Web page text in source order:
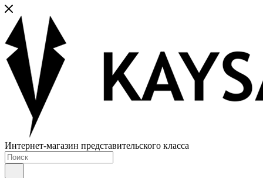
Интернет-магазин представительского класса